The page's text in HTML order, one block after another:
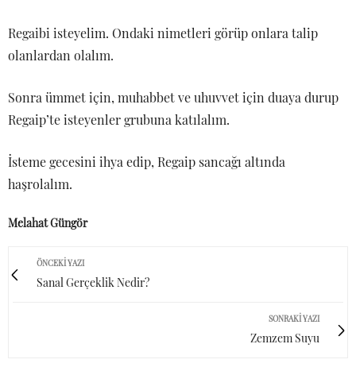
Regaibi isteyelim. Ondaki nimetleri görüp onlara talip
olanlardan olalım.
Sonra ümmet için, muhabbet ve uhuvvet için duaya durup
Regaip’te isteyenler grubuna katılalım.
İsteme gecesini ihya edip, Regaip sancağı altında
haşrolalım.
Melahat Güngör
ÖNCEKI YAZI
Sanal Gerçeklik Nedir?
SONRAKI YAZI
Zemzem Suyu